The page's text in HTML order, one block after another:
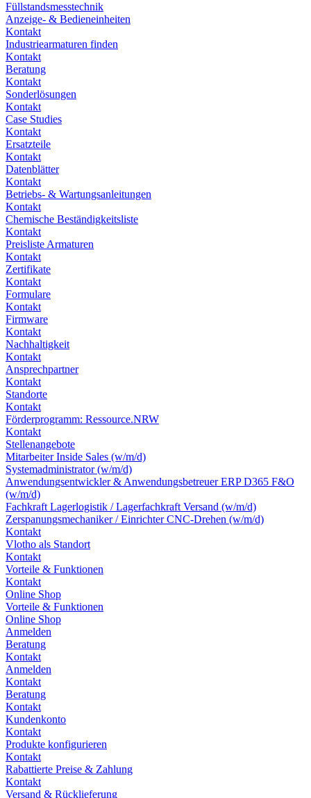
Füllstandsmesstechnik
Anzeige- & Bedieneinheiten
Kontakt
Industriearmaturen finden
Kontakt
Beratung
Kontakt
Sonderlösungen
Kontakt
Case Studies
Kontakt
Ersatzteile
Kontakt
Datenblätter
Kontakt
Betriebs- & Wartungsanleitungen
Kontakt
Chemische Beständigkeitsliste
Kontakt
Preisliste Armaturen
Kontakt
Zertifikate
Kontakt
Formulare
Kontakt
Firmware
Kontakt
Nachhaltigkeit
Kontakt
Ansprechpartner
Kontakt
Standorte
Kontakt
Förderprogramm: Ressource.NRW
Kontakt
Stellenangebote
Mitarbeiter Inside Sales (w/m/d)
Systemadministrator (w/m/d)
Anwendungsentwickler & Anwendungsbetreuer ERP D365 F&O
(w/m/d)
Fachkraft Lagerlogistik / Lagerfachkraft Versand (w/m/d)
Zerspanungsmechaniker / Einrichter CNC-Drehen (w/m/d)
Kontakt
Vlotho als Standort
Kontakt
Vorteile & Funktionen
Kontakt
Online Shop
Vorteile & Funktionen
Online Shop
Anmelden
Beratung
Kontakt
Anmelden
Kontakt
Beratung
Kontakt
Kundenkonto
Kontakt
Produkte konfigurieren
Kontakt
Rabattierte Preise & Zahlung
Kontakt
Versand & Rücklieferung